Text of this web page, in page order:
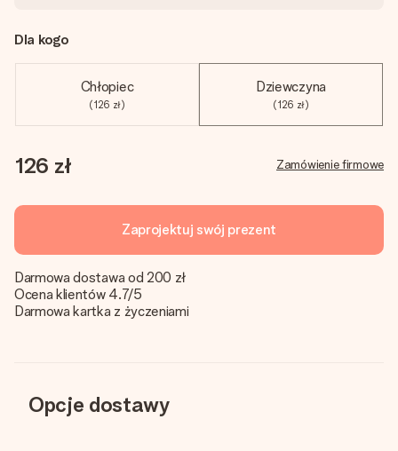
Dla kogo
Chłopiec
(126 zł)
Dziewczyna
(126 zł)
126 zł Zamówienie firmowe
Zaprojektuj swój prezent
Darmowa dostawa od 200 zł
Ocena klientów 4.7/5
Darmowa kartka z życzeniami
Opcje dostawy